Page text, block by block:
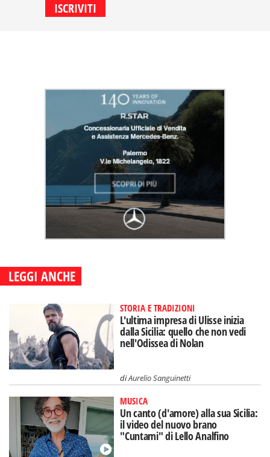
LEGGI ANCHE
STORIA E TRADIZIONI
L'ultima impresa di Ulisse inizia
dalla Sicilia: quello che non vedi
nell'Odissea di Nolan
diAurelio Sanguinetti
MUSICA
Un canto (d'amore) alla sua Sicilia:
il video del nuovo brano
"Cuntami" di Lello Analfino